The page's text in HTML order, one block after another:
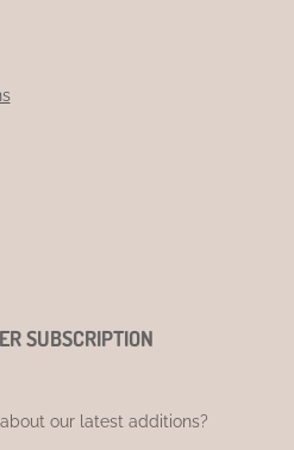
SUBSCRIPTION
our latest additions?